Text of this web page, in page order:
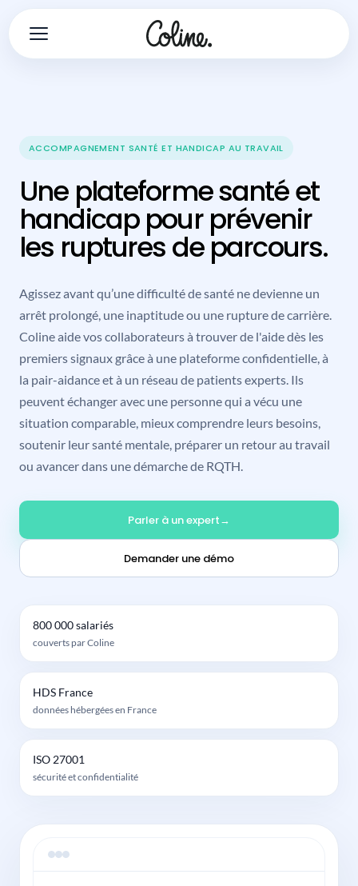
ACCOMPAGNEMENT SANTÉ ET HANDICAP AU TRAVAIL
Une plateforme santé et
handicap pour prévenir
les ruptures de parcours.
Agissez avant qu’une difficulté de santé ne devienne un
arrêt prolongé, une inaptitude ou une rupture de carrière.
Coline aide vos collaborateurs à trouver de l'aide dès les
premiers signaux grâce à une plateforme confidentielle, à
la pair-aidance et à un réseau de patients experts. Ils
peuvent échanger avec une personne qui a vécu une
situation comparable, mieux comprendre leurs besoins,
soutenir leur santé mentale, préparer un retour au travail
ou avancer dans une démarche de RQTH.
Parler à un expert
Demander une démo
800 000 salariés
couverts par Coline
HDS France
données hébergées en France
ISO 27001
sécurité et confidentialité